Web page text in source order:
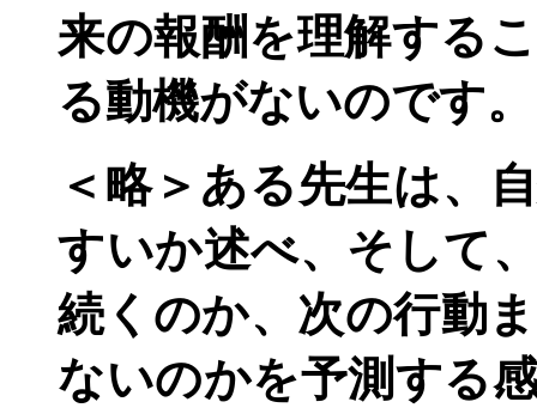
来の報酬を理解する
る動機がないのです
＜略＞ある先生は、
すいか述べ、そして
続くのか、次の行動
ないのかを予測する